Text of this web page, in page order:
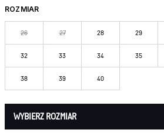
ROZMIAR
26 27 28 29
32 33 34 35
38 39 40
WYBIERZ ROZMIAR